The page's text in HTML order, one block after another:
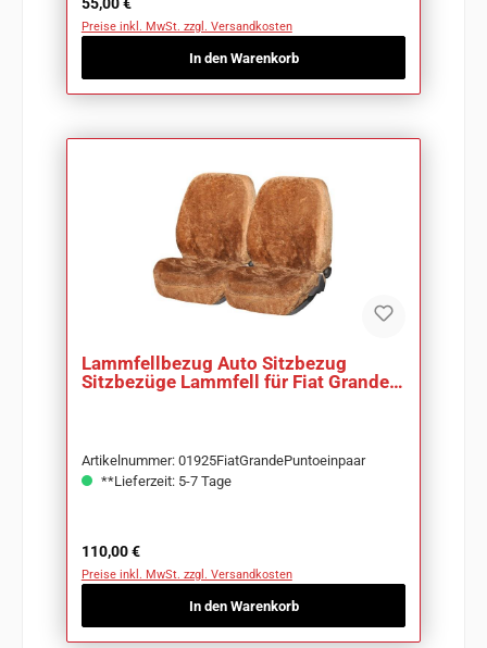
55,00 €
Preise inkl. MwSt. zzgl. Versandkosten
In den Warenkorb
Lammfellbezug Auto Sitzbezug
Sitzbezüge Lammfell für Fiat Grande
Artikelnummer: 01925FiatGrandePuntoeinpaar
**Lieferzeit: 5-7 Tage
Regulärer Preis:
110,00 €
Preise inkl. MwSt. zzgl. Versandkosten
In den Warenkorb